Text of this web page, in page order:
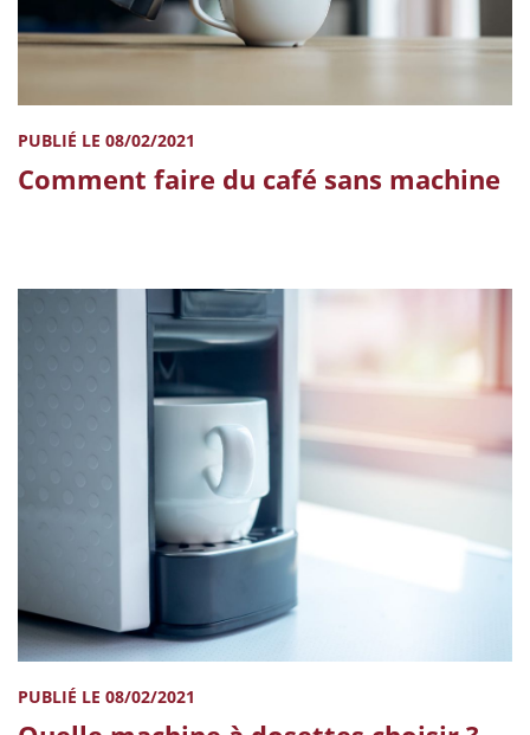
PUBLIÉ LE 08/02/2021
Comment faire du café sans machine
PUBLIÉ LE 08/02/2021